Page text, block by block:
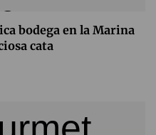
bodega en la Marina
cata